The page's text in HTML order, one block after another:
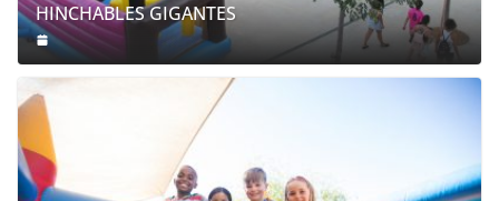
HINCHABLES GIGANTES